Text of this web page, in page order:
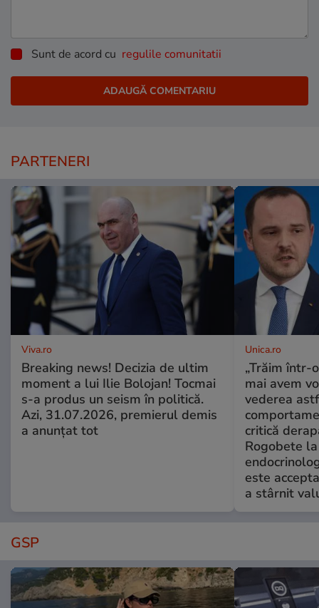
Sunt de acord cu regulile comunitatii
PARTENERI
Viva.ro
Breaking news! Decizia de ultim
moment a lui Ilie Bolojan! Tocmai
s-a produs un seism în politică.
Azi, 31.07.2026, premierul demis
a anunțat tot
Unica.ro
„Trăim într-
mai avem
vederea
critică
Rogobete
este
a stârnit
GSP